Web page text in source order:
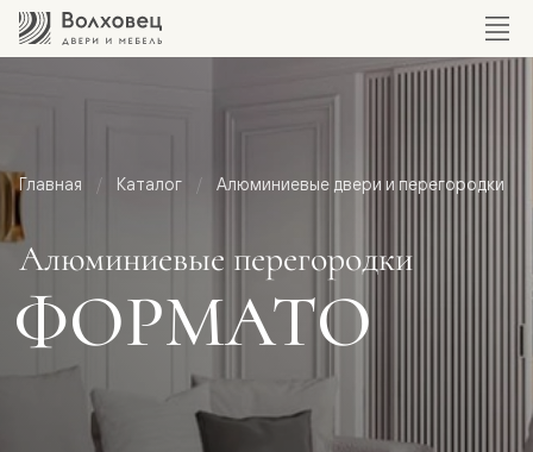
Главная Каталог Алюминиевые двери и перегородки
Алюминиевые перегородки
ФОРМАТО